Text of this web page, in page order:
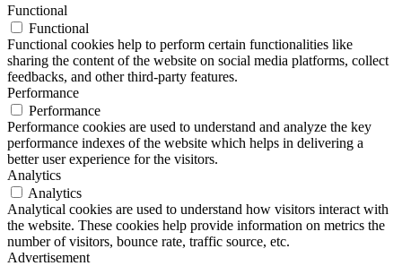
Functional
Functional
Functional cookies help to perform certain functionalities like
sharing the content of the website on social media platforms, collect
feedbacks, and other third-party features.
Performance
Performance
Performance cookies are used to understand and analyze the key
performance indexes of the website which helps in delivering a
better user experience for the visitors.
Analytics
Analytics
Analytical cookies are used to understand how visitors interact with
the website. These cookies help provide information on metrics the
number of visitors, bounce rate, traffic source, etc.
Advertisement